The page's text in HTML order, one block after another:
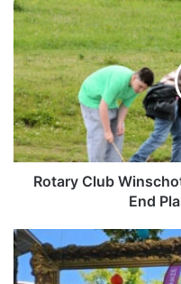
R
t
a
r
y
C
l
u
n
s
c
Rotary Club
End
D
r
i